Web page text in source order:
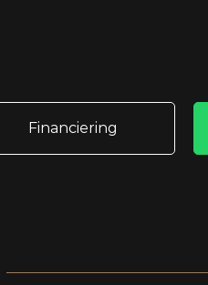
Financiering